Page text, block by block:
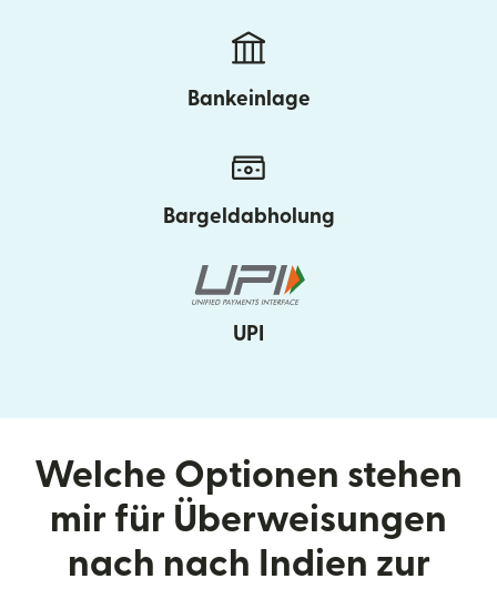
Bankeinlage
Bargeldabholung
UPI
Welche Optionen stehen
mir für Überweisungen
nach nach Indien zur